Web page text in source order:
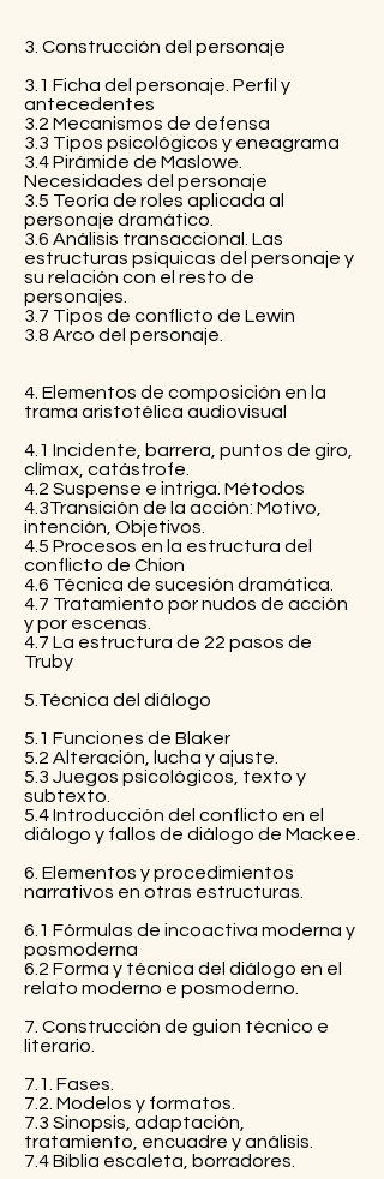
3. Construcción del personaje
3.1 Ficha del personaje. Perfil y
antecedentes
3.2 Mecanismos de defensa
3.3 Tipos psicológicos y eneagrama
3.4 Pirámide de Maslowe.
Necesidades del personaje
3.5 Teoría de roles aplicada al
personaje dramático.
3.6 Análisis transaccional. Las
estructuras psíquicas del personaje y
su relación con el resto de
personajes.
3.7 Tipos de conflicto de Lewin
3.8 Arco del personaje.
4. Elementos de composición en la
trama aristotélica audiovisual
4.1 Incidente, barrera, puntos de giro,
clímax, catástrofe.
4.2 Suspense e intriga. Métodos
4.3Transición de la acción: Motivo,
intención, Objetivos.
4.5 Procesos en la estructura del
conflicto de Chion
4.6 Técnica de sucesión dramática.
4.7 Tratamiento por nudos de acción
y por escenas.
4.7 La estructura de 22 pasos de
Truby
5.Técnica del diálogo
5.1 Funciones de Blaker
5.2 Alteración, lucha y ajuste.
5.3 Juegos psicológicos, texto y
subtexto.
5.4 Introducción del conflicto en el
diálogo y fallos de diálogo de Mackee.
6. Elementos y procedimientos
narrativos en otras estructuras.
6.1 Fórmulas de incoactiva moderna y
posmoderna
6.2 Forma y técnica del diálogo en el
relato moderno e posmoderno.
7. Construcción de guion técnico e
literario.
7.1. Fases.
7.2. Modelos y formatos.
7.3 Sinopsis, adaptación,
tratamiento, encuadre y análisis.
7.4 Biblia escaleta, borradores.